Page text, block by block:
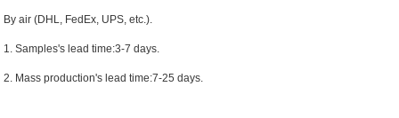
By air (DHL, FedEx, UPS, etc.).
1. Samples's lead time:3-7 days.
2. Mass production's lead time:7-25 days.